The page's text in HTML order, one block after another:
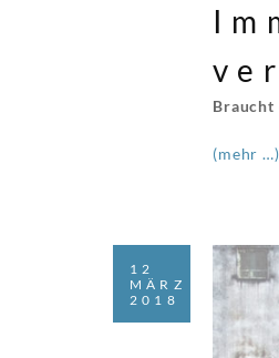
Braucht
(mehr …)
12
MÄRZ
2018